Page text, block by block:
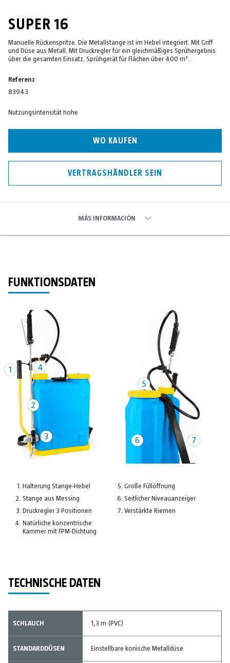
SUPER 16
Manuelle Rückenspritze. Die Metallstange ist im Hebel integriert. Mit Griff
und Düse aus Metall. Mit Druckregler für ein gleichmäßiges Sprühergebnis
über die gesamten Einsatz. Sprühgerät für Flächen über 400 m².
Referenz
83943
Nutzungsintensität hohe
WO KAUFEN
VERTRAGSHÄNDLER SEIN
MÁS INFORMACIÓN
FUNKTIONSDATEN
Halterung Stange-Hebel
Stange aus Messing
Druckregler 3 Positionen
Natürliche konzentrische
Kammer mit FPM-Dichtung
Große Füllöffnung
Seitlicher Niveauanzeiger
Verstärkte Riemen
TECHNISCHE DATEN
SCHLAUCH 1,3 m (PVC)
STANDARDDÜSEN Einstellbare konische Metalldüse